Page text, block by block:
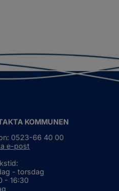
KOMMUNEN
0523-66 40 00
e-post
- torsdag
- 16:30